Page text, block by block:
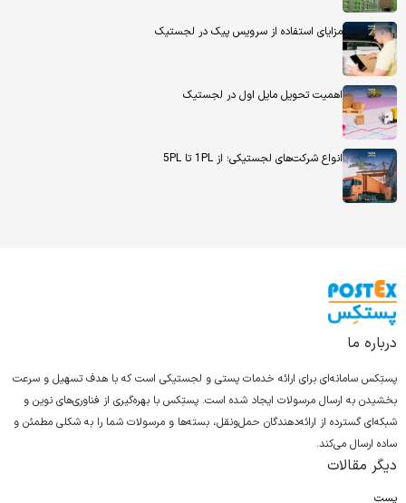
مزایای استفاده از سرویس پیک در لجستیک
اهمیت تحویل مایل اول در لجستیک
انواع شرکت‌های لجستیکی؛ از 1PL تا 5PL
درباره ما
پستِکس سامانه‌ای برای ارائه خدمات پستی و لجستیکی است که با هدف تسهیل و سرعت
بخشیدن به ارسال مرسولات ایجاد شده است. پستِکس با بهره‌گیری از فناوری‌های نوین و
شبکه‌ای گسترده از ارائه‌دهندگان حمل‌ونقل، بسته‌ها و مرسولات شما را به شکلی مطمئن و
ساده ارسال می‌کند.
دیگر مقالات
پست